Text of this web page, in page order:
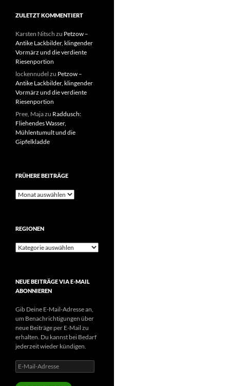
ZULETZT KOMMENTIERT
Karsten Nitsch zu Petzow –
Antike Lackbilder, klingender
Vormärz und die verdiente
Riesenportion
lockennudel zu Petzow –
Antike Lackbilder, klingender
Vormärz und die verdiente
Riesenportion
Pree, Majazu Raddusch:
Fliehendes Wasser,
Mühlentumult und die
Gipfelkladde
FRÜHERE BEITRÄGE
Frühere
REGIONEN
Regionen
NEUE BEITRÄGE VIA E-MAIL
ABONNIEREN
Gib Deine E-Mail-Adresse an,
um Benachrichtigungen über
neue Beiträge per E-Mail zu
erhalten. Du kannst bei Bedarf
jederzeit wieder kündigen.
E-
Mail-
Adresse